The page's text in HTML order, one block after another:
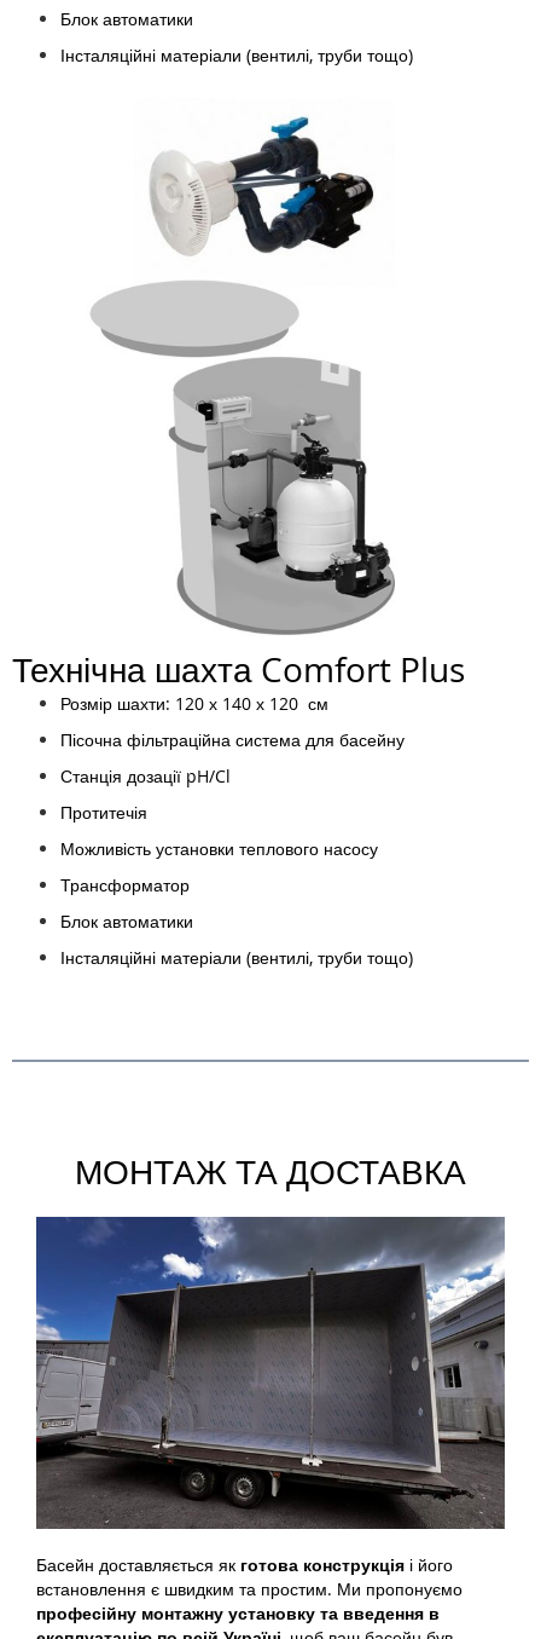
Блок автоматики
Інсталяційні матеріали (вентилі, труби тощо)
Технічна шахта Comfort Plus
Розмір шахти: 120 х 140 х 120 см
Пісочна фільтраційна система для басейну
Станція дозації pH/Cl
Протитечія
Можливість установки теплового насосу
Трансформатор
Блок автоматики
Інсталяційні матеріали (вентилі, труби тощо)
МОНТАЖ ТА ДОСТАВКА
Басейн доставляється як готова конструкція і його
встановлення є швидким та простим. Ми пропонуємо
професійну монтажну установку та введення в